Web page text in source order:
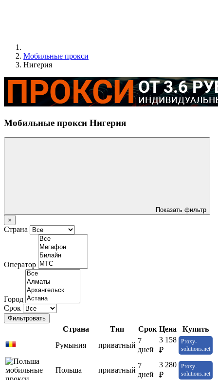
Мобильные прокси
Нигерия
Мобильные прокси Нигерия
Показать фильтр
×
Страна
Оператор
Город
Срок
Фильтровать
Страна Тип Срок Цена
Купить
Румыния
приватный
7
дней
3 158
₽
Proxy-
solutions.net
Польша приватный
7
дней
3 280
₽
Proxy-
solutions.net